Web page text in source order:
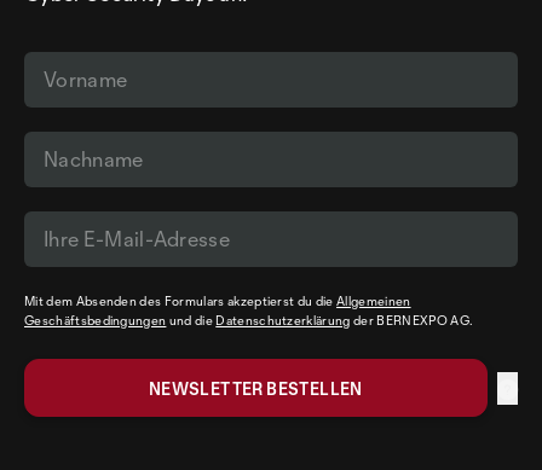
Mit dem Absenden des Formulars akzeptierst du dieAllgemeinen
Geschäftsbedingungen und die Datenschutzerklärung der BERNEXPO AG.